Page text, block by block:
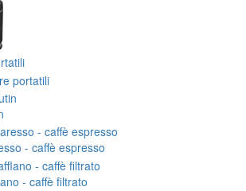
- caffè espresso
- caffè filtrato